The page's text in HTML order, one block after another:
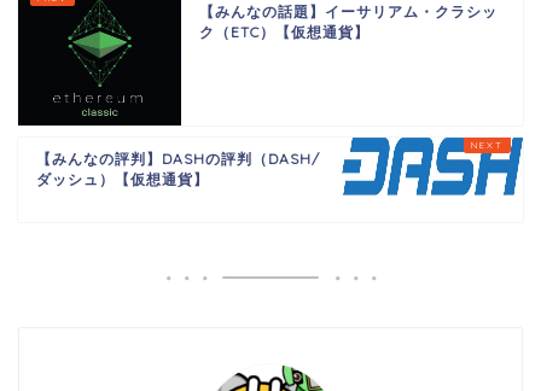
【みんなの話題】イーサリアム・クラシッ
ク（ETC）【仮想通貨】
【みんなの評判】DASHの評判（DASH/
ダッシュ）【仮想通貨】